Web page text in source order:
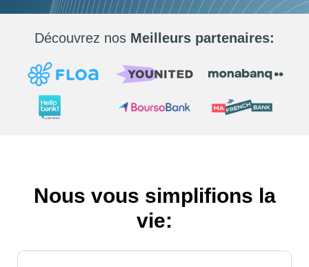
Découvrez nos Meilleurs partenaires:
Nous vous simplifions la
vie: